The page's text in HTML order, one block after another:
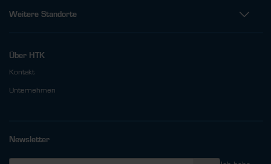
Weitere Standorte
Über HTK
Kontakt
Unternehmen
Newsletter